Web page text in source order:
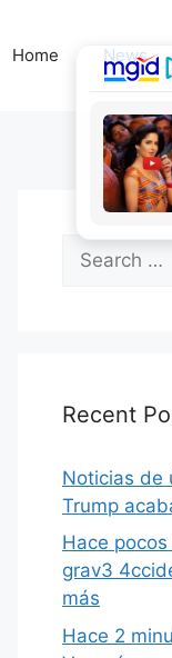
Home News
Search
for:
Recent
Noticias de
Trump
Hace
grav3
más
Hace 2